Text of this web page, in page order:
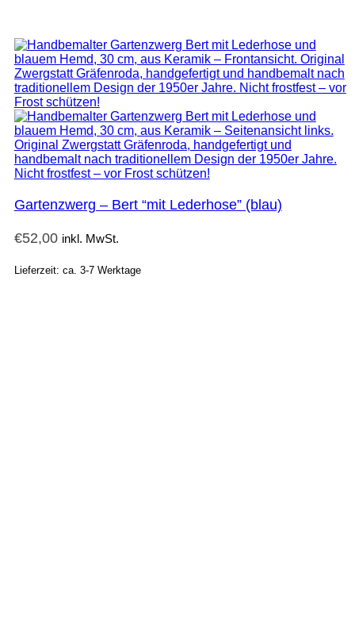
Gartenzwerg – Bert “mit Lederhose” (blau)
€52,00 inkl. MwSt.
Lieferzeit: ca. 3-7 Werktage